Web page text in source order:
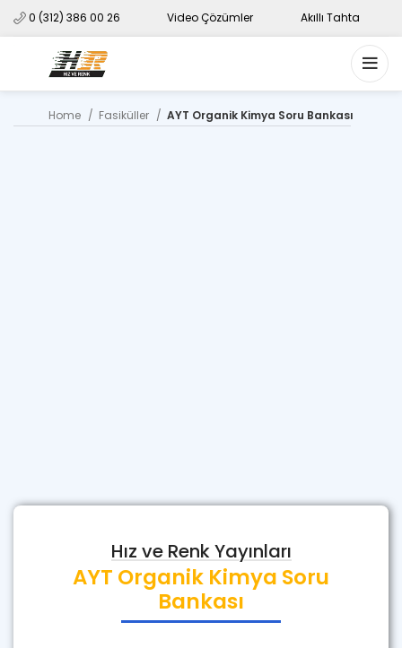
0 (312) 386 00 26 Video Çözümler Akıllı Tahta
Home Fasiküller AYT Organik Kimya Soru Bankası
Hız ve Renk Yayınları
AYT Organik Kimya Soru
Bankası